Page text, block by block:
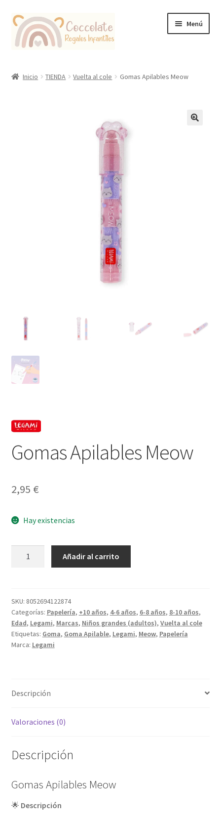
Ir
la
Ir
contenido
Menú
Inicio TIENDA Vuelta al cole Gomas Apilables Meow
Gomas Apilables Meow
2,95 €
Hay existencias
Añadir al carrito
SKU: 8052694122874
Categorías: Papelería, +10 años, 4-6 años, 6-8 años, 8-10 años,
Edad, Legami, Marcas, Niños grandes (adultos), Vuelta al cole
Etiquetas: Goma, Goma Apilable, Legami, Meow, Papelería
Marca: Legami
Descripción
Valoraciones (0)
Descripción
Gomas Apilables Meow
🌟 Descripción